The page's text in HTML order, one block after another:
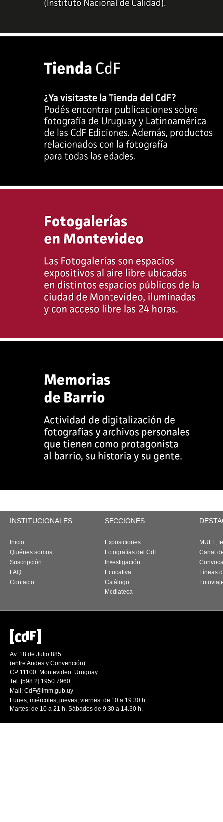
INSTITUCIONALES SECCIONES
Inicio
Quiénes somos
Suscripción
FAQ
Contacto
Exposiciones
Fotografías del CdF
Investigación
Educativa
Catálogo
Mediateca
MUFF,
Canal
Líneas
Av. 18 de Julio 885
(entre Andes y Convención)
CP 11100. Montevideo. Uruguay
Tel: [598 2] 1950 7960
Mail: CdF@imm.gub.uy
Lunes, miércoles, jueves, viernes: de 10 a 19.30 h.
Martes: de 10 a 21 h. Sábados de 9.30 a 14.30 h.